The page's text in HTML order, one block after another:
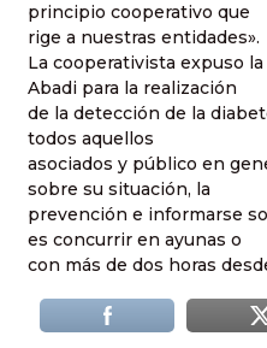
principio cooperativo que
rige a nuestras entidades».
La cooperativista expuso
Abadi para la realización
de la detección de la
todos aquellos
asociados y público en
sobre su situación, la
prevención e informarse
es concurrir en ayunas o
con más de dos horas